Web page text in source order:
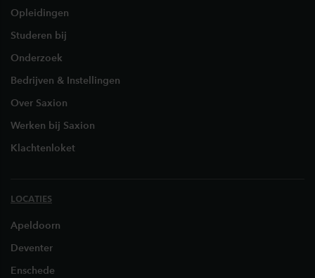
Opleidingen
Studeren bij
Onderzoek
Bedrijven & Instellingen
Over Saxion
Werken bij Saxion
Klachtenloket
LOCATIES
Apeldoorn
Deventer
Enschede